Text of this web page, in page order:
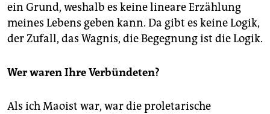
ein Grund, weshalb es keine lineare Erzählung
meines Lebens geben kann. Da gibt es keine Logik,
der Zufall, das Wagnis, die Begegnung ist die Logik.
Wer waren Ihre Verbündeten?
Als ich Maoist war, war die proletarische